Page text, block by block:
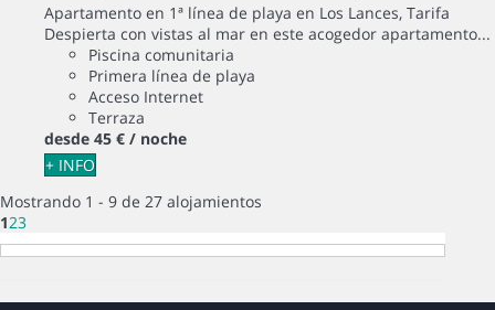
Apartamento en 1ª línea de playa en Los Lances, Tarifa
Despierta con vistas al mar en este acogedor apartamento...
Piscina comunitaria
Primera línea de playa
Acceso Internet
Terraza
desde 45 € / noche
+ INFO
Mostrando 1 - 9 de 27 alojamientos
123